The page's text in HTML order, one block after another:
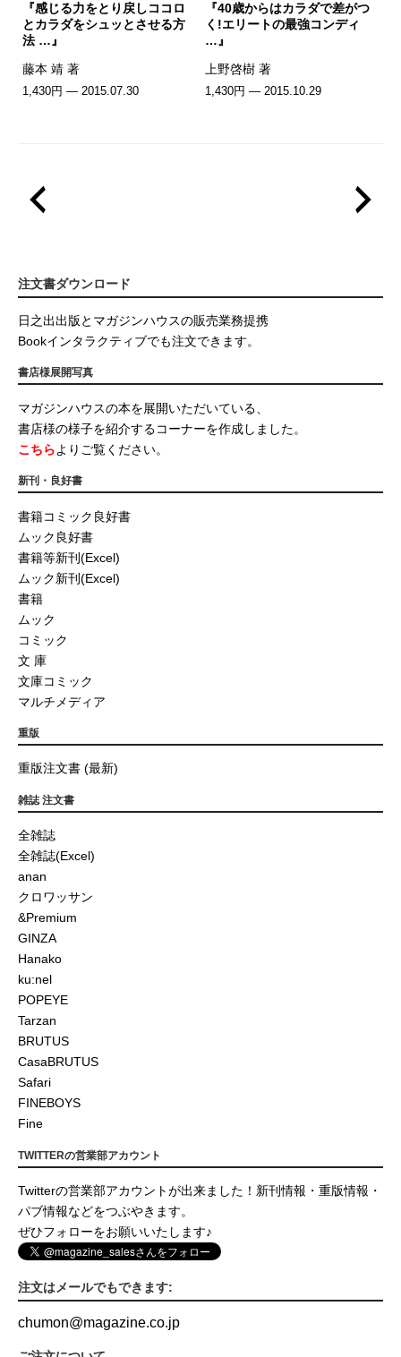
『感じる力をとり戻しココロ
とカラダをシュッとさせる方
法 …』
藤本 靖 著
1,430円 — 2015.07.30
『40歳からはカラダで差がつ
く!エリートの最強コンディ
…』
上野啓樹 著
1,430円 — 2015.10.29
注文書ダウンロード
日之出出版とマガジンハウスの販売業務提携
Bookインタラクティブでも注文できます。
書店様展開写真
マガジンハウスの本を展開いただいている、
書店様の様子を紹介するコーナーを作成しました。
こちらよりご覧ください。
新刊・良好書
書籍コミック良好書
ムック良好書
書籍等新刊(Excel)
ムック新刊(Excel)
書籍
ムック
コミック
文 庫
文庫コミック
マルチメディア
重版
重版注文書 (最新)
雑誌 注文書
全雑誌
全雑誌(Excel)
anan
クロワッサン
&Premium
GINZA
Hanako
ku:nel
POPEYE
Tarzan
BRUTUS
CasaBRUTUS
Safari
FINEBOYS
Fine
TWITTERの営業部アカウント
Twitterの営業部アカウントが出来ました！新刊情報・重版情報・
パブ情報などをつぶやきます。
ぜひフォローをお願いいたします♪
注文はメールでもできます:
chumon@magazine.co.jp